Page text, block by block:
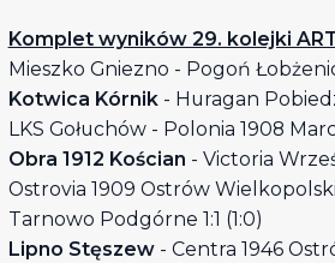
Komplet wyników 29. kolejki
Mieszko Gniezno - Pogoń
Kotwica Kórnik- Huragan
LKS Gołuchów - Polonia 1908
Obra 1912 Kościan - Victoria
Ostrovia 1909 Ostrów
Tarnowo Podgórne 1:1 (1:0)
Lipno Stęszew- Centra 1946